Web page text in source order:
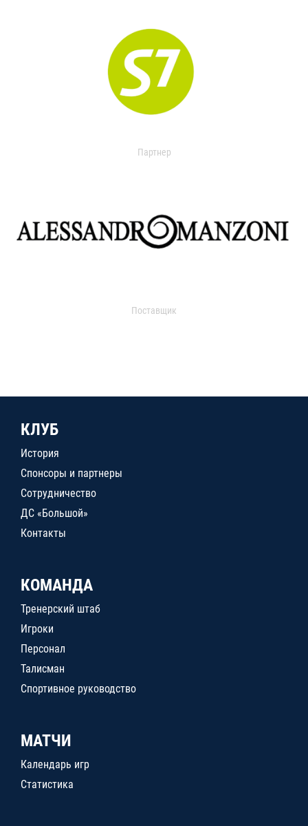
Партнер
Поставщик
КЛУБ
История
Спонсоры и партнеры
Сотрудничество
ДС «Большой»
Контакты
КОМАНДА
Тренерский штаб
Игроки
Персонал
Талисман
Спортивное руководство
МАТЧИ
Календарь игр
Статистика